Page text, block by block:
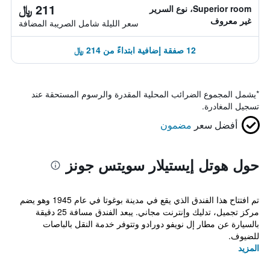
Superior room، نوع السرير
غير معروف
211 ﷼
سعر الليلة شامل الصريبة المضافة
12 صفقة إضافية ابتداءً من 214 ﷼
*يشمل المجموع الضرائب المحلية المقدرة والرسوم المستحقة عند
تسجيل المغادرة.
أفضل سعر مضمون
حول هوتل إيستيلار سويتس جونز
تم افتتاح هذا الفندق الذي يقع في مدينة بوغوتا في عام 1945 وهو يضم
مركز تجميل، تدليك وإنترنت مجاني. يبعد الفندق مسافة 25 دقيقة
بالسيارة عن مطار إل نويفو دورادو وتتوفر خدمة النقل بالباصات
للضيوف.
المزيد